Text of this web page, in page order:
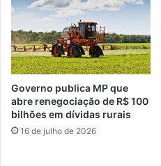
Governo publica MP que
abre renegociação de R$ 100
bilhões em dívidas rurais
16 de julho de 2026